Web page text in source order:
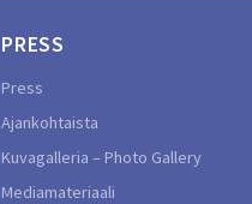
PRESS
Press
Ajankohtaista
Kuvagalleria – Photo Gallery
Mediamateriaali